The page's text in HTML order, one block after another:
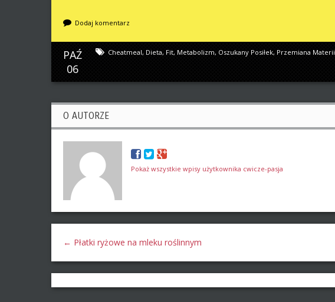
Dodaj komentarz
PAŹ
06
Cheatmeal, Dieta, Fit, Metabolizm, Oszukany Posiłek, Przemiana Materii
O AUTORZE
Pokaż wszystkie wpisy użytkownika cwicze-pasja
← Płatki ryżowe na mleku roślinnym